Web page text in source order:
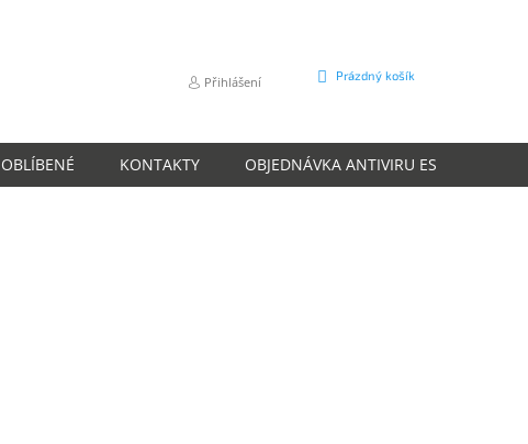
Přihlášení
NÁKUPNÍ
Prázdný košík
OBLÍBENÉ KONTAKTY OBJEDNÁVKA ANTIVIRU ESET